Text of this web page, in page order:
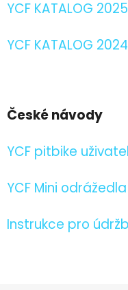
YCF KATALOG 2025
YCF KATALOG 2024
České návody
YCF pitbike
YCF Mini
Instrukce pro